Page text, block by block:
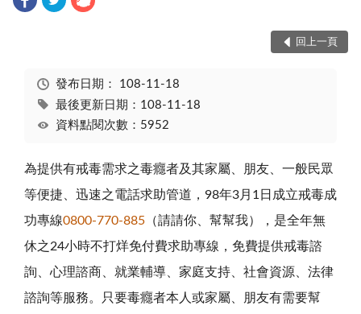
回上一頁
發布日期： 108-11-18
最後更新日期：108-11-18
資料點閱次數：5952
為提供有戒毒需求之毒癮者及其家屬、朋友、一般民眾
等便捷、迅速之電話求助管道， 98年3月 1 日成立戒毒成
功專線0800-770-885 （請請你、幫幫我），是全年無
休之24小時不打烊免付費求助專線，免費提供戒毒諮
詢、心理諮商、就業輔導、家庭支持、社會資源、法律
諮詢等服務。只要毒癮者本人或家屬、朋友有需要幫